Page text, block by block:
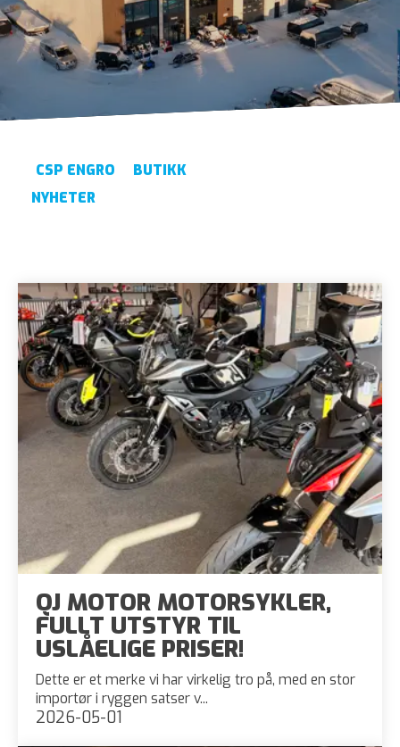
CSP ENGRO
BUTIKK
NYHETER
QJ MOTOR MOTORSYKLER,
FULLT UTSTYR TIL
USLÅELIGE PRISER!
Dette er et merke vi har virkelig tro på, med en stor
importør i ryggen satser v...
2026-05-01